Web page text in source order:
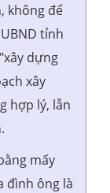
không để
tỉnh
dựng
xây
hợp lý, lẫn
mấy
đình ông là